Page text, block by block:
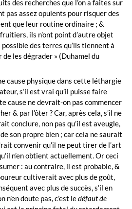
des recherches que l’on a faites sur
pas assez opulents pour risquer des
que leur routine ordinaire ; &
ils n’ont point d’autre objet
des terres qu’ils tiennent à
de les dégrader » (Duhamel du
cause physique dans cette léthargie
s’il est vrai qu’il puisse faire
cause ne devrait-on pas commencer
& par l’ôter ? Car, après cela, s’il ne
conclure, non pas qu’il est aveugle,
son propre bien ; car cela ne saurait
convenir qu’il ne peut tirer de l’art
n’en obtient actuellement. Or ceci
: au contraire, il est probable, &
cultiverait avec plus de goût,
avec plus de succès, s’il en
n’en doute pas, c’est ledéfaut de